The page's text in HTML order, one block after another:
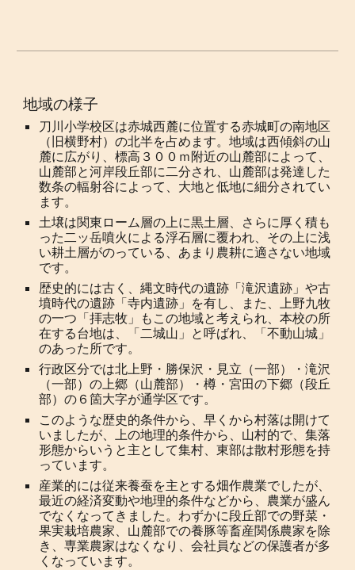
地域の様子
刀川小学校区は赤城西麓に位置する赤城町の南地区
（旧横野村）の北半を占めます。地域は西傾斜の山
麓に広がり、標高３００ｍ附近の山麓部によって、
山麓部と河岸段丘部に二分され、山麓部は発達した
数条の輻射谷によって、大地と低地に細分されてい
ます。
土壌は関東ローム層の上に黒土層、さらに厚く積も
った二ッ岳噴火による浮石層に覆われ、その上に浅
い耕土層がのっている、あまり農耕に適さない地域
です。
歴史的には古く、縄文時代の遺跡「滝沢遺跡」や古
墳時代の遺跡「寺内遺跡」を有し、また、上野九牧
の一つ「拝志牧」もこの地域と考えられ、本校の所
在する台地は、「二城山」と呼ばれ、「不動山城」
のあった所です。
行政区分では北上野・勝保沢・見立（一部）・滝沢
（一部）の上郷（山麓部）・樽・宮田の下郷（段丘
部）の６箇大字が通学区です。
このような歴史的条件から、早くから村落は開けて
いましたが、上の地理的条件から、山村的で、集落
形態からいうと主として集村、東部は散村形態を持
っています。
産業的には従来養蚕を主とする畑作農業でしたが、
最近の経済変動や地理的条件などから、農業が盛ん
でなくなってきました。わずかに段丘部での野菜・
果実栽培農家、山麓部での養豚等畜産関係農家を除
き、専業農家はなくなり、会社員などの保護者が多
くなっています。